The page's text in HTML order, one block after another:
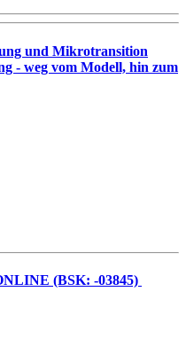
und Mikrotransition
- weg vom Modell, hin zum
(BSK: -03845)